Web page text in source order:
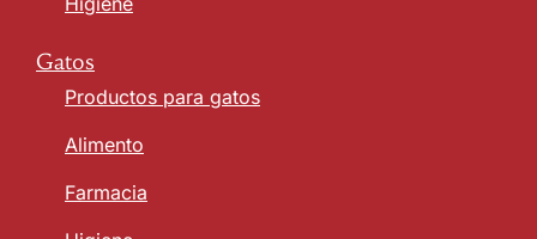
Gatos
Productos para gatos
Alimento
Farmacia